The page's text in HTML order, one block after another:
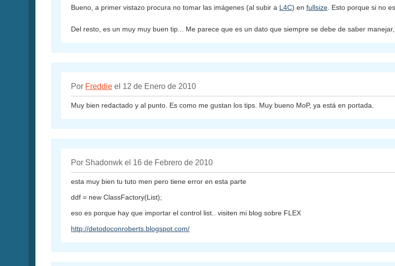
Bueno, a primer vistazo procura no tomar las imágenes (al subir a L4C) en fullsize. Esto porque si no
Del resto, es un muy muy buen tip... Me parece que es un dato que siempre se debe de saber
Por Freddie el 12 de Enero de 2010
Muy bien redactado y al punto. Es como me gustan los tips. Muy bueno MoP, ya está en portada.
Por Shadonwk el 16 de Febrero de 2010
esta muy bien tu tuto men pero tiene error en esta parte
ddf = new ClassFactory(List);
eso es porque hay que importar el control list.. visiten mi blog sobre FLEX
http://detodoconroberts.blogspot.com/